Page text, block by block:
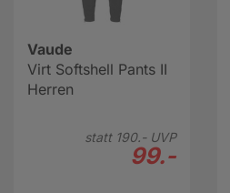
Vaude
Virt Softshell Pants II
Herren
statt 190.-UVP
99.-